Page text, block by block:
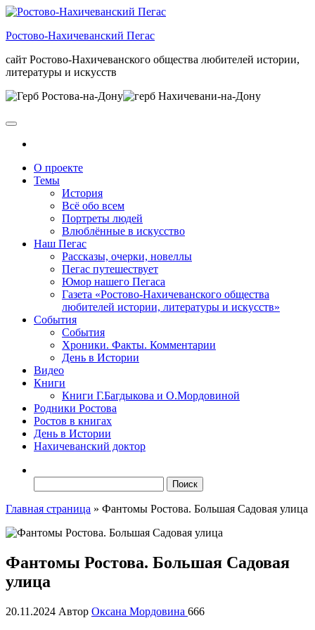
Skip
the
Ростово-Нахичеванский Пегас
сайт Ростово-Нахичеванского общества любителей истории,
литературы и искусств
О проекте
Темы
История
Всё обо всем
Портреты людей
Влюблённые в искусство
Наш Пегас
Рассказы, очерки, новеллы
Пегас путешествует
Юмор нашего Пегаса
Газета «Ростово-Нахичеванского общества
любителей истории, литературы и искусств»
События
События
Хроники. Факты. Комментарии
День в Истории
Видео
Книги
Книги Г.Багдыкова и О.Мордовиной
Родники Ростова
Ростов в книгах
День в Истории
Нахичеванский доктор
Главная страница » Фантомы Ростова. Большая Садовая улица
Фантомы Ростова. Большая Садовая
улица
20.11.2024 Автор Оксана Мордовина 666